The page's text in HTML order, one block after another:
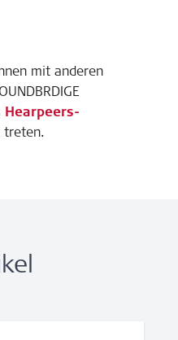
mit anderen
Hearpeers-
treten.